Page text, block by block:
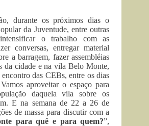
durante os próximos dias o
da Juventude, entre outras
o trabalho com as
conversas, entregar material
a barragem, fazer assembléias
da cidade e na vila Belo Monte,
das CEBs, entre os dias
aproveitar o espaço para
daquela vila sobre os
E na semana de 22 a 26 de
de massa para discutir com a
para quê e para quem?”,